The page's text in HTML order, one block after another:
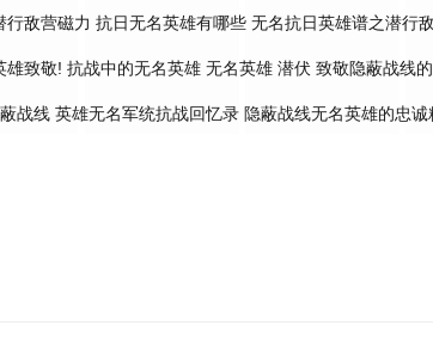
行敌营磁力 抗日无名英雄有哪些 无名抗日英雄谱之潜行
雄致敬! 抗战中的无名英雄 无名英雄 潜伏 致敬隐蔽战线
战线 英雄无名军统抗战回忆录 隐蔽战线无名英雄的忠诚